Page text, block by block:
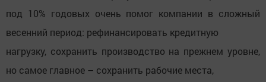
под 10% годовых очень помог компании в сложный
весенний период: рефинансировать кредитную
нагрузку, сохранить производство на прежнем уровне,
но самое главное – сохранить рабочие места,